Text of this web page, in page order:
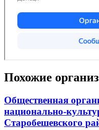
Похожие
Общественная
национально-
Старобешевского